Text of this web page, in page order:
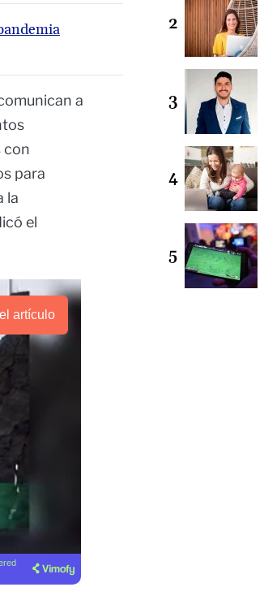
a
con
para
la
el
artículo